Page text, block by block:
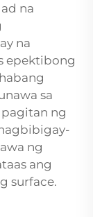
na
na
epektibong
sa
ng
ng
ang
surface.